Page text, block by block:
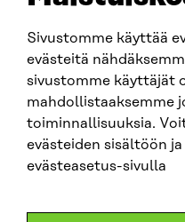
Sivustomme käyttää
evästeitä
sivustomme käyttäjät
mahdollistaaksemme
toiminnallisuuksia.
evästeiden sisältöön
evästeasetus-sivulla
SITRA SOSIAALISESSA
LinkedIn
Instagram
YouTube